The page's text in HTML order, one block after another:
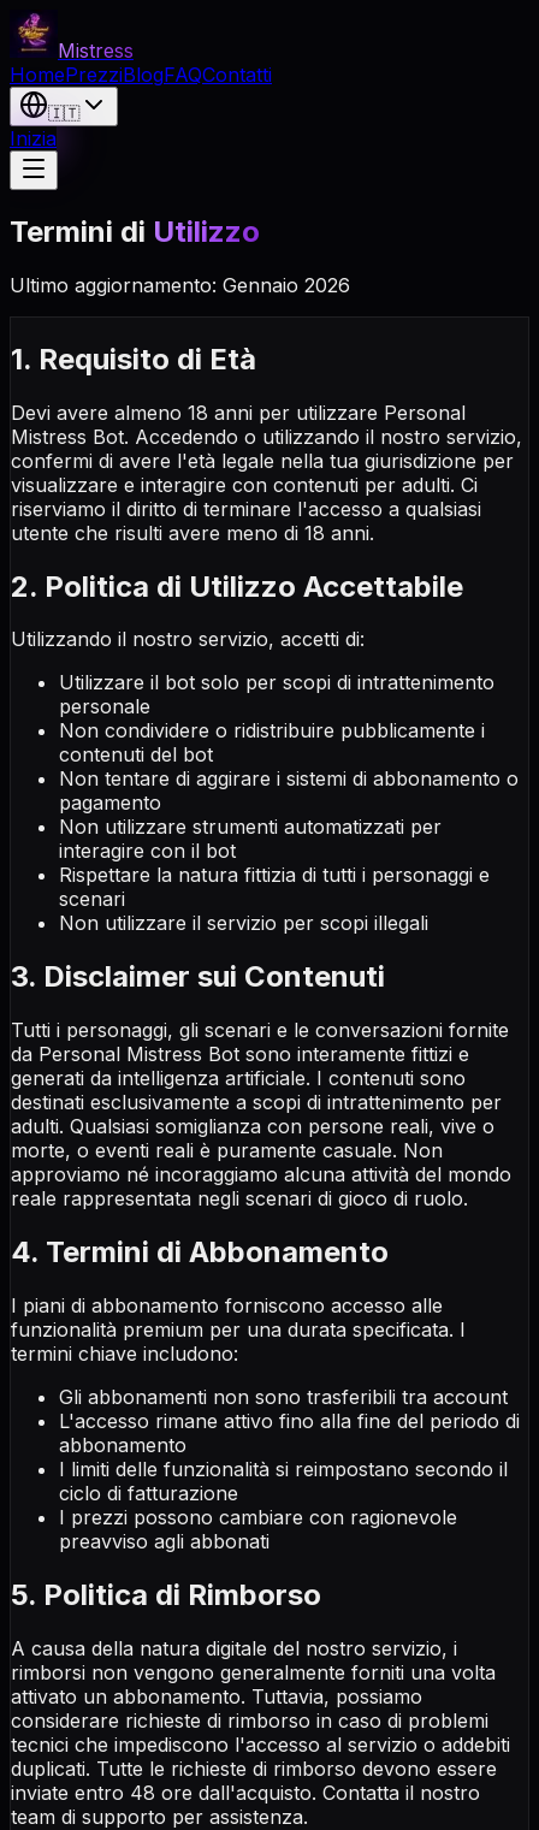
Mistress
HomePrezziBlogFAQContatti
🇮🇹
Inizia
Termini di Utilizzo
Ultimo aggiornamento: Gennaio 2026
1. Requisito di Età
Devi avere almeno 18 anni per utilizzare Personal
Mistress Bot. Accedendo o utilizzando il nostro servizio,
confermi di avere l'età legale nella tua giurisdizione per
visualizzare e interagire con contenuti per adulti. Ci
riserviamo il diritto di terminare l'accesso a qualsiasi
utente che risulti avere meno di 18 anni.
2. Politica di Utilizzo Accettabile
Utilizzando il nostro servizio, accetti di:
Utilizzare il bot solo per scopi di intrattenimento
personale
Non condividere o ridistribuire pubblicamente i
contenuti del bot
Non tentare di aggirare i sistemi di abbonamento o
pagamento
Non utilizzare strumenti automatizzati per
interagire con il bot
Rispettare la natura fittizia di tutti i personaggi e
scenari
Non utilizzare il servizio per scopi illegali
3. Disclaimer sui Contenuti
Tutti i personaggi, gli scenari e le conversazioni fornite
da Personal Mistress Bot sono interamente fittizi e
generati da intelligenza artificiale. I contenuti sono
destinati esclusivamente a scopi di intrattenimento per
adulti. Qualsiasi somiglianza con persone reali, vive o
morte, o eventi reali è puramente casuale. Non
approviamo né incoraggiamo alcuna attività del mondo
reale rappresentata negli scenari di gioco di ruolo.
4. Termini di Abbonamento
I piani di abbonamento forniscono accesso alle
funzionalità premium per una durata specificata. I
termini chiave includono:
Gli abbonamenti non sono trasferibili tra account
L'accesso rimane attivo fino alla fine del periodo di
abbonamento
I limiti delle funzionalità si reimpostano secondo il
ciclo di fatturazione
I prezzi possono cambiare con ragionevole
preavviso agli abbonati
5. Politica di Rimborso
A causa della natura digitale del nostro servizio, i
rimborsi non vengono generalmente forniti una volta
attivato un abbonamento. Tuttavia, possiamo
considerare richieste di rimborso in caso di problemi
tecnici che impediscono l'accesso al servizio o addebiti
duplicati. Tutte le richieste di rimborso devono essere
inviate entro 48 ore dall'acquisto. Contatta il nostro
team di supporto per assistenza.